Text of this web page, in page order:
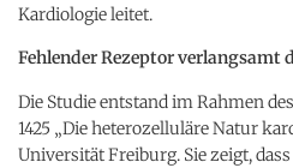
Kardiologie leitet.
Fehlender Rezeptor
Die Studie entstand im Rahmen
1425 „Die heterozelluläre Natur
Universität Freiburg. Sie zeigt,